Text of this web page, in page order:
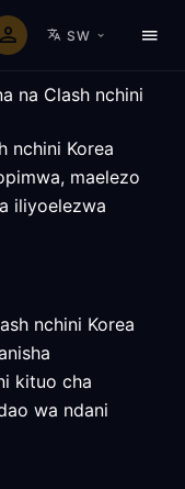
SW
na Clash nchini
nchini Korea
maelezo
iliyoelezwa
nchini Korea
kituo cha
wa ndani